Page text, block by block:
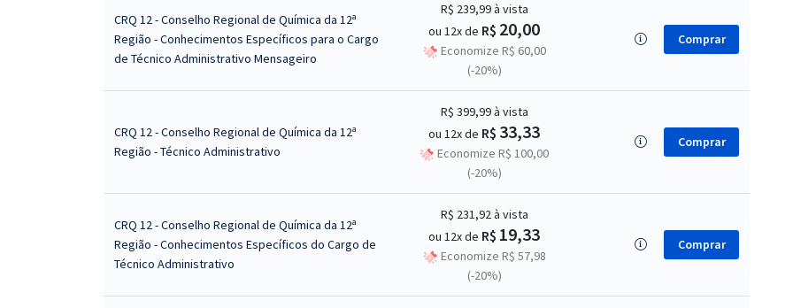
CRQ 12 - Conselho Regional de Química da 12ª
Região - Conhecimentos Específicos para o Cargo
de Técnico Administrativo Mensageiro
R$ 239,99à vista
ou 12x de R$ 20,00
Economize R$ 60,00
(-20%)
Comprar
CRQ 12 - Conselho Regional de Química da 12ª
Região - Técnico Administrativo
R$ 399,99à vista
ou 12x de R$ 33,33
Economize R$ 100,00
(-20%)
Comprar
CRQ 12 - Conselho Regional de Química da 12ª
Região - Conhecimentos Específicos do Cargo de
Técnico Administrativo
R$ 231,92à vista
ou 12x de R$ 19,33
Economize R$ 57,98
(-20%)
Comprar